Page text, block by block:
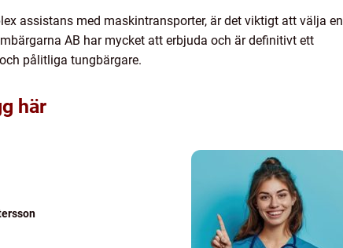
assistans med maskintransporter, är det viktigt att välja en
AB har mycket att erbjuda och är definitivt ett
pålitliga tungbärgare.
här